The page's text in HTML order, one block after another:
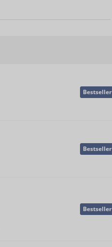
Bestseller
Bestseller
Bestseller